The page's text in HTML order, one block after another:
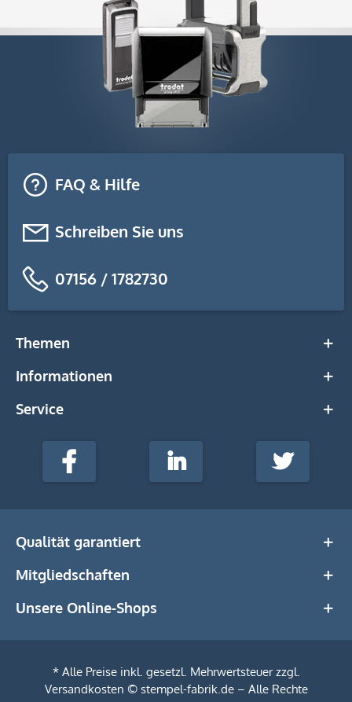
FAQ & Hilfe
Schreiben Sie uns
07156 / 1782730
Themen
Informationen
Service
stempel-
Media
Facebook LinkedIn Twitter
Qualität garantiert
Mitgliedschaften
Unsere Online-Shops
* Alle Preise inkl. gesetzl. Mehrwertsteuer zzgl.
Versandkosten © stempel-fabrik.de – Alle Rechte